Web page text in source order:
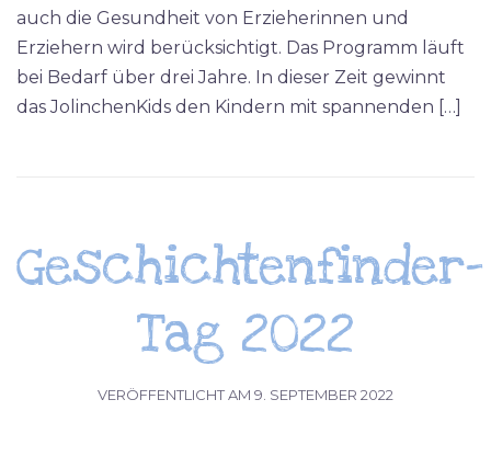
auch die Gesundheit von Erzieherinnen und
Erziehern wird berücksichtigt. Das Programm läuft
bei Bedarf über drei Jahre. In dieser Zeit gewinnt
das JolinchenKids den Kindern mit spannenden […]
Geschichtenfinder-
Tag 2022
VERÖFFENTLICHT AM 9. SEPTEMBER 2022